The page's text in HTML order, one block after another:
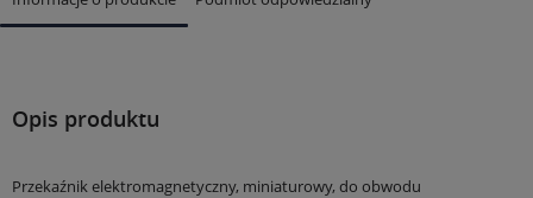
Opis produktu
Przekaźnik elektromagnetyczny, miniaturowy, do obwodu